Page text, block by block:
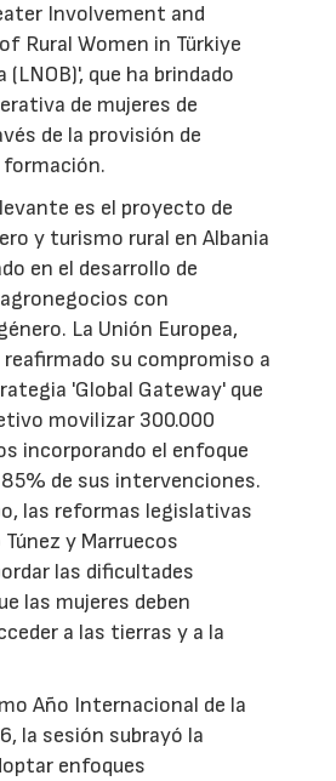
Involvement and
Rural Women in Türkiye
(LNOB)', que ha brindado
de mujeres de
de la provisión de
es el proyecto de
y turismo rural en Albania
en el desarrollo de
con
La Unión Europea,
su compromiso a
'Global Gateway' que
movilizar 300.000
incorporando el enfoque
de sus intervenciones.
las reformas legislativas
y Marruecos
las dificultades
las mujeres deben
a las tierras y a la
Año Internacional de la
la sesión subrayó la
enfoques